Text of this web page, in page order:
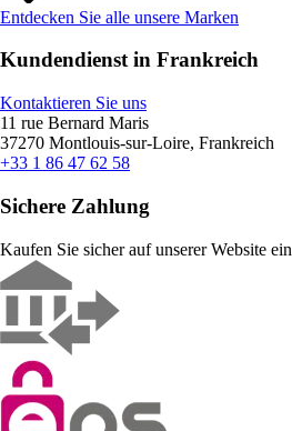
Entdecken Sie alle unsere Marken
Kundendienst in Frankreich
Kontaktieren Sie uns
11 rue Bernard Maris
37270 Montlouis-sur-Loire, Frankreich
+33 1 86 47 62 58
Sichere Zahlung
Kaufen Sie sicher auf unserer Website ein